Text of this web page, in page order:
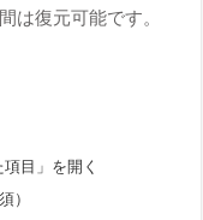
は復元可能です。
目」を開く
）